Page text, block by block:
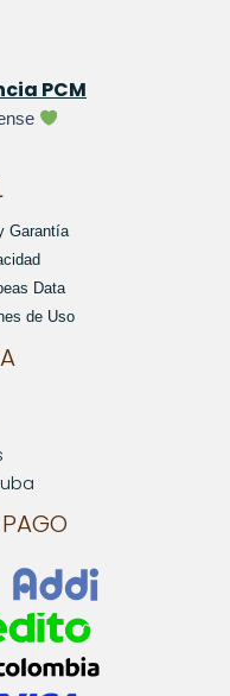
PCM
Garantía
Data
de Uso